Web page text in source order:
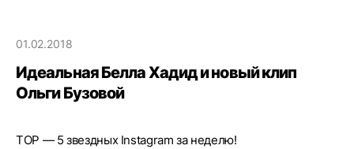
01.02.2018
Идеальная Белла Хадид и новый клип
Ольги Бузовой
TOP — 5 звездных Instagram за неделю!